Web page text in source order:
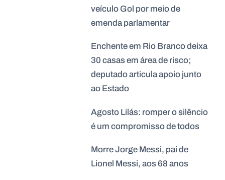
veículo Gol por meio de
emenda parlamentar
Enchente em Rio Branco deixa
30 casas em área de risco;
deputado articula apoio junto
ao Estado
Agosto Lilás: romper o silêncio
é um compromisso de todos
Morre Jorge Messi, pai de
Lionel Messi, aos 68 anos